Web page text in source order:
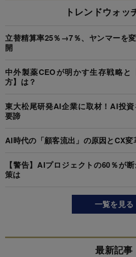
トレンドウォッ
立替精算率25％→7％、ヤンマーを
開
中外製薬CEOが明かす生存戦略と
方】は？
東大松尾研発AI企業に取材！AI投
要諦
AI時代の「顧客流出」の原因とCX変
【警告】AIプロジェクトの60％が
策は
一覧を見る
最新記事